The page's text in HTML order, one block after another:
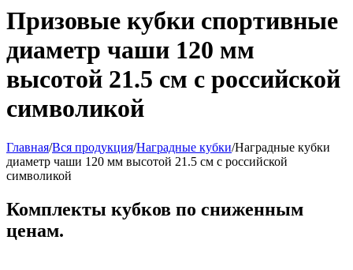
Призовые кубки спортивные
диаметр чаши 120 мм
высотой 21.5 см с российской
символикой
Главная/Вся продукция/Наградные кубки/Наградные кубки
диаметр чаши 120 мм высотой 21.5 см с российской
символикой
Комплекты кубков по сниженным
ценам.